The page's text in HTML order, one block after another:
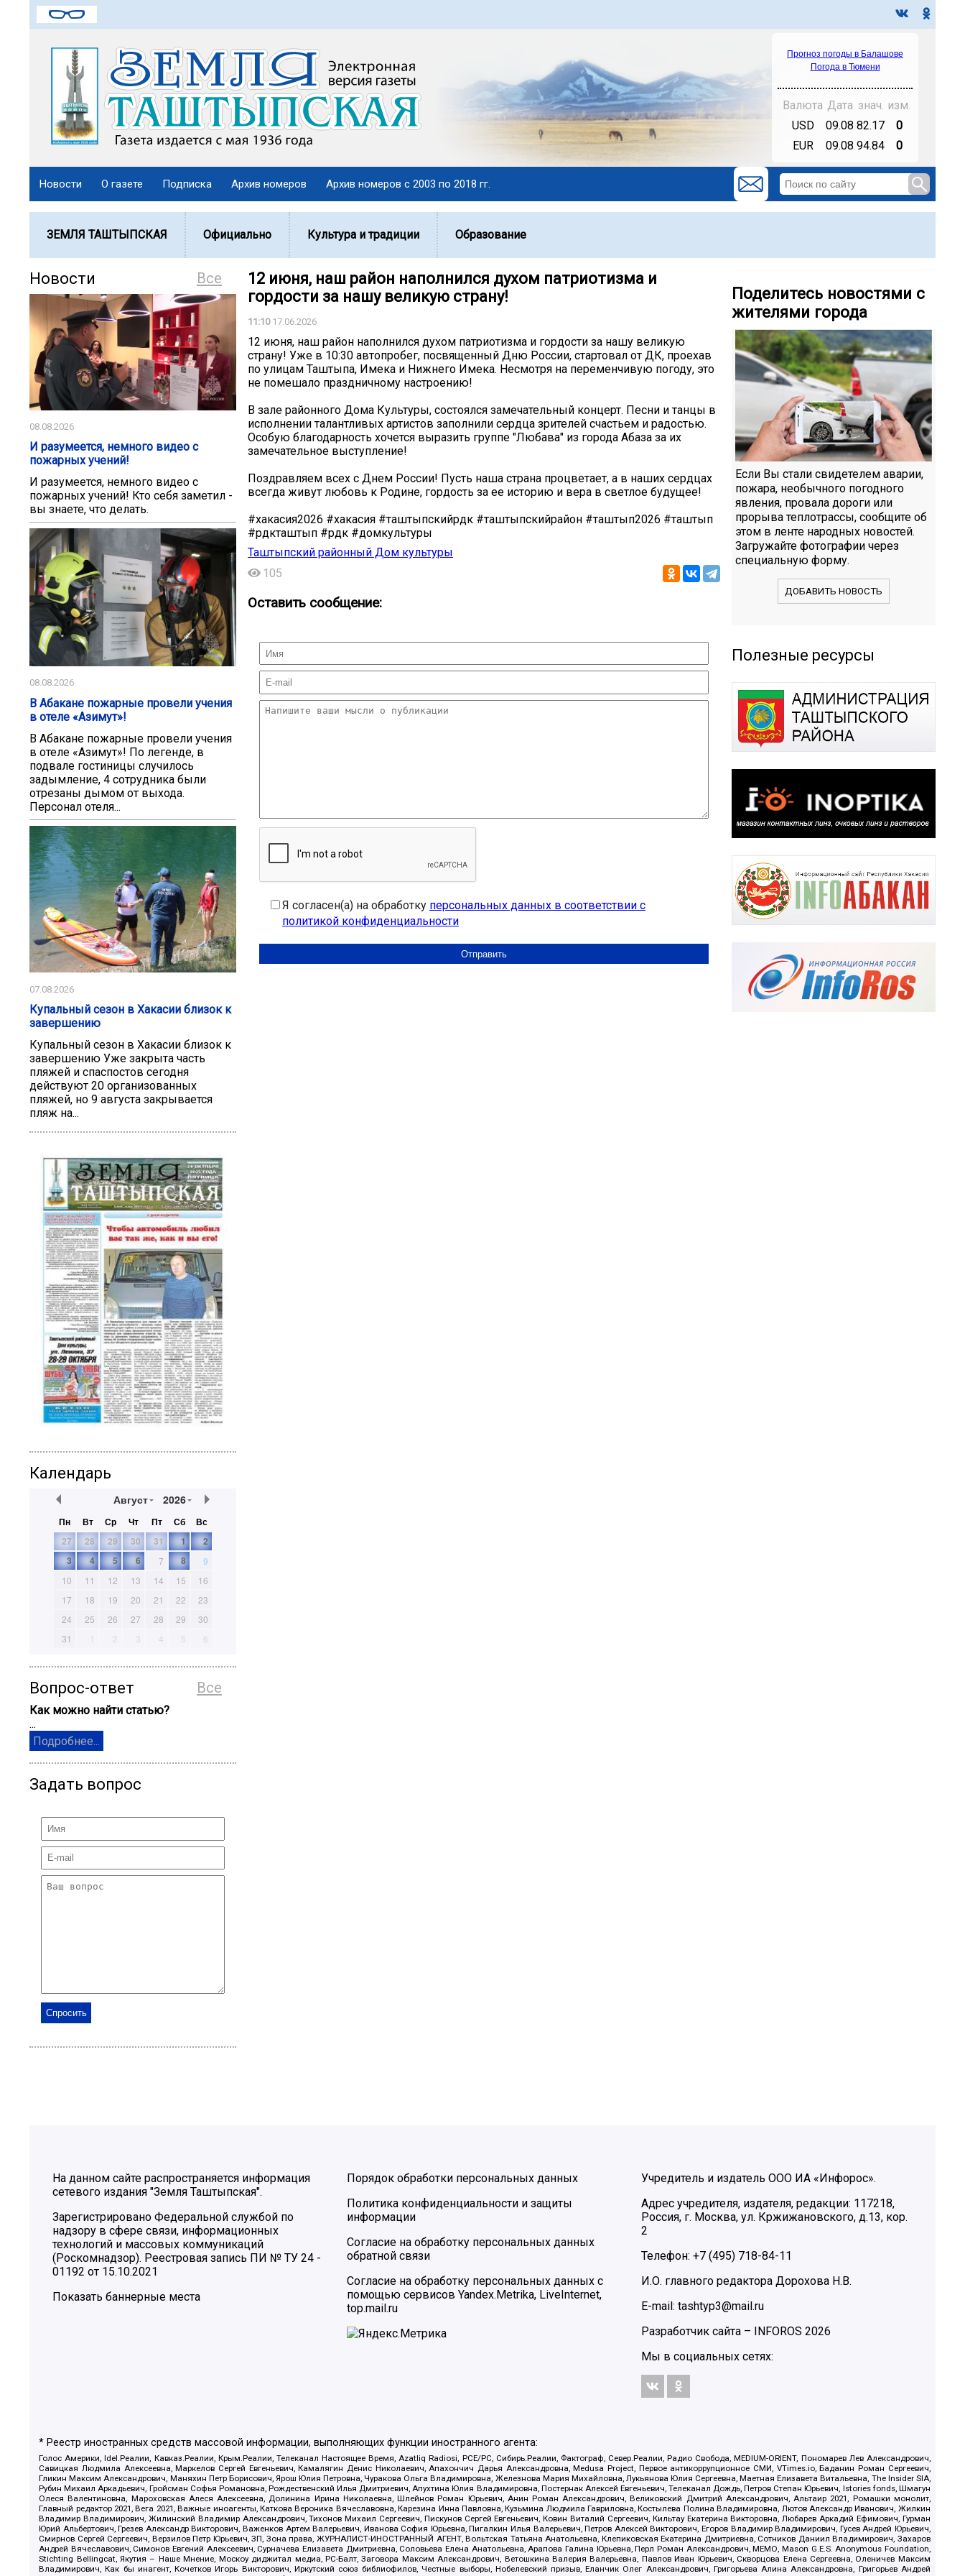
Прогноз погоды в Балашове
Погода в Тюмени
Валюта Дата знач. изм.
USD
09.08 82.17
0
EUR
09.08 94.84 0
Новости О газете Подписка Архив номеров Архив номеров с 2003 по 2018 гг.
ЗЕМЛЯ ТАШТЫПСКАЯ Официально Культура и традиции Образование
Все
Новости
08.08.2026
И разумеется, немного видео с
пожарных учений!
И разумеется, немного видео с
пожарных учений! Кто себя заметил -
вы знаете, что делать.
08.08.2026
В Абакане пожарные провели учения
в отеле «Азимут»!
В Абакане пожарные провели учения
в отеле «Азимут»! По легенде, в
подвале гостиницы случилось
задымление, 4 сотрудника были
отрезаны дымом от выхода.
Персонал отеля...
07.08.2026
Купальный сезон в Хакасии близок к
завершению
Купальный сезон в Хакасии близок к
завершению Уже закрыта часть
пляжей и спаспостов сегодня
действуют 20 организованных
пляжей, но 9 августа закрывается
пляж на...
Календарь
Август 2026
Пн Вт Ср Чт Пт Сб
Вс
27
28 29 30 31 1
2
3
4 5 6 7 8
9
10
11 12 13 14 15
16
17
18 19 20 21 22
23
24
25 26 27 28 29
30
31
1 2 3 4 5 6
Все
Вопрос-ответ
Как можно найти статью?
...
Подробнее...
Задать вопрос
12 июня, наш район наполнился духом патриотизма и
гордости за нашу великую страну!
11:1017.06.2026
12 июня, наш район наполнился духом патриотизма и гордости за нашу великую
страну! Уже в 10:30 автопробег, посвященный Дню России, стартовал от ДК, проехав
по улицам Таштыпа, Имека и Нижнего Имека. Несмотря на переменчивую погоду, это
не помешало праздничному настроению!
В зале районного Дома Культуры, состоялся замечательный концерт. Песни и танцы в
исполнении талантливых артистов заполнили сердца зрителей счастьем и радостью.
Особую благодарность хочется выразить группе "Любава" из города Абаза за их
замечательное выступление!
Поздравляем всех с Днем России! Пусть наша страна процветает, а в наших сердцах
всегда живут любовь к Родине, гордость за ее историю и вера в светлое будущее!
#хакасия2026 #хакасия #таштыпскийрдк #таштыпскийрайон #таштып2026 #таштып
#рдкташтып #рдк #домкультуры
Таштыпский районный Дом культуры
105
Оставить сообщение:
Я согласен(а) на обработку персональных данных в соответствии с
политикой конфиденциальности
Поделитесь новостями с
жителями города
Если Вы стали свидетелем аварии,
пожара, необычного погодного
явления, провала дороги или
прорыва теплотрассы, сообщите об
этом в ленте народных новостей.
Загружайте фотографии через
специальную форму.
ДОБАВИТЬ НОВОСТЬ
Полезные ресурсы
На данном сайте распространяется информация
сетевого издания "Земля Таштыпская".
Зарегистрировано Федеральной службой по
надзору в сфере связи, информационных
технологий и массовых коммуникаций
(Роскомнадзор). Реестровая запись ПИ № ТУ 24 -
01192 от 15.10.2021
Показать баннерные места
Порядок обработки персональных данных
Политика конфиденциальности и защиты
информации
Согласие на обработку персональных данных
обратной связи
Согласие на обработку персональных данных с
помощью сервисов Yandex.Metrika, LiveInternet,
top.mail.ru
Учредитель и издатель ООО ИА «Инфорос».
Адрес учредителя, издателя, редакции: 117218,
Россия, г. Москва, ул. Кржижановского, д.13, кор.
2
Телефон: +7 (495) 718-84-11
И.О. главного редактора Дорохова Н.В.
E-mail: tashtyp3@mail.ru
Разработчик сайта –
INFOROS 2026
Мы в социальных сетях:
* Реестр иностранных средств массовой информации, выполняющих функции иностранного агента:
Голос Америки, Idel.Реалии, Кавказ.Реалии, Крым.Реалии, Телеканал Настоящее Время, Azatliq Radiosi, PCE/PC, Сибирь.Реалии, Фактограф, Север.Реалии, Радио Свобода, MEDIUM-ORIENT, Пономарев Лев Александрович,
Савицкая Людмила Алексеевна, Маркелов Сергей Евгеньевич, Камалягин Денис Николаевич, Апахончич Дарья Александровна, Medusa Project, Первое антикоррупционное СМИ, VTimes.io, Баданин Роман Сергеевич,
Гликин Максим Александрович, Маняхин Петр Борисович, Ярош Юлия Петровна, Чуракова Ольга Владимировна, Железнова Мария Михайловна, Лукьянова Юлия Сергеевна, Маетная Елизавета Витальевна, The Insider SIA,
Рубин Михаил Аркадьевич, Гройсман Софья Романовна, Рождественский Илья Дмитриевич, Апухтина Юлия Владимировна, Постернак Алексей Евгеньевич, Телеканал Дождь, Петров Степан Юрьевич, Istories fonds, Шмагун
Олеся Валентиновна, Мароховская Алеся Алексеевна, Долинина Ирина Николаевна, Шлейнов Роман Юрьевич, Анин Роман Александрович, Великовский Дмитрий Александрович, Альтаир 2021, Ромашки монолит,
Главный редактор 2021, Вега 2021, Важные иноагенты, Каткова Вероника Вячеславовна, Карезина Инна Павловна, Кузьмина Людмила Гавриловна, Костылева Полина Владимировна, Лютов Александр Иванович, Жилкин
Владимир Владимирович, Жилинский Владимир Александрович, Тихонов Михаил Сергеевич, Пискунов Сергей Евгеньевич, Ковин Виталий Сергеевич, Кильтау Екатерина Викторовна, Любарев Аркадий Ефимович, Гурман
Юрий Альбертович, Грезев Александр Викторович, Важенков Артем Валерьевич, Иванова София Юрьевна, Пигалкин Илья Валерьевич, Петров Алексей Викторович, Егоров Владимир Владимирович, Гусев Андрей Юрьевич,
Смирнов Сергей Сергеевич, Верзилов Петр Юрьевич, ЗП, Зона права, ЖУРНАЛИСТ-ИНОСТРАННЫЙ АГЕНТ, Вольтская Татьяна Анатольевна, Клепиковская Екатерина Дмитриевна, Сотников Даниил Владимирович, Захаров
Андрей Вячеславович, Симонов Евгений Алексеевич, Сурначева Елизавета Дмитриевна, Соловьева Елена Анатольевна, Арапова Галина Юрьевна, Перл Роман Александрович, МЕМО, Mason G.E.S. Anonymous Foundation,
Stichting Bellingcat, Якутия – Наше Мнение, Москоу диджитал медиа, РС-Балт, Заговора Максим Александрович, Ветошкина Валерия Валерьевна, Павлов Иван Юрьевич, Скворцова Елена Сергеевна, Оленичев Максим
Владимирович, Как бы инагент, Кочетков Игорь Викторович, Иркутский союз библиофилов, Честные выборы, Нобелевский призыв, Еланчик Олег Александрович, Григорьева Алина Александровна, Григорьев Андрей